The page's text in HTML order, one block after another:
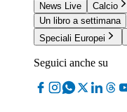
News Live
Calcio
Un libro a settimana
Speciali Europei
Seguici anche su